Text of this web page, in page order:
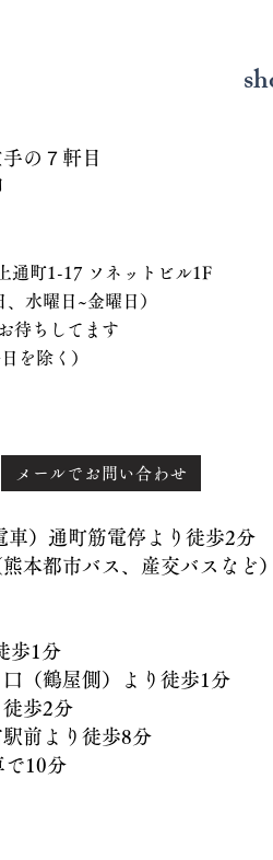
の７軒目
1-17 ソネットビル1F
水曜日~金曜日）
ちしてます
を除く）
メールでお問い合わせ
）通町筋電停より徒歩2分
市バス、産交バスなど）
1分
屋側）より徒歩1分
2分
より徒歩8分
10分